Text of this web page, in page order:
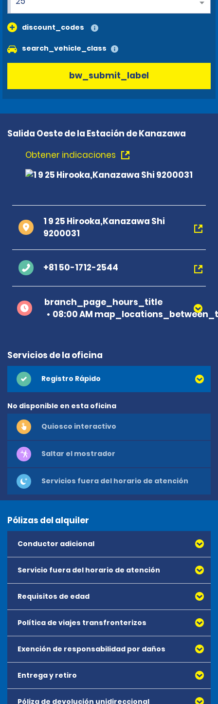
discount_codes
search_vehicle_class
bw_submit_label
Salida Oeste de la Estación de Kanazawa
Obtener indicaciones
1 9 25 Hirooka,Kanazawa Shi
9200031
+81 50-1712-2544
branch_page_hours_title
08:00 AM
Servicios de la oficina
Registro Rápido
No disponible en esta oficina
Quiosco interactivo
Saltar el mostrador
Servicios fuera del horario de atención
Pólizas del alquiler
Conductor adicional
Servicio fuera del horario de atención
No hay disponibilidad de reservas fuera del horario de
atención.
Requisitos de edad
La edad mínima para alquilar cualquier vehículo es de
18 años. No existe un límite máximo de edad de
alquiler.
Política de viajes transfronterizos
Exención de responsabilidad por daños
Entrega y retiro
Póliza de devolución unidireccional